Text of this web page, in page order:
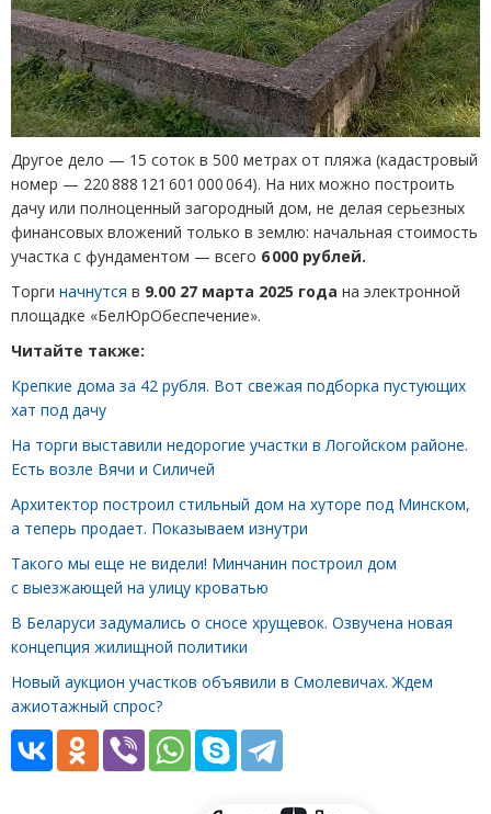
Другое дело — 15 соток в 500 метрах от пляжа (кадастровый
номер — 220 888 121 601 000 064). На них можно построить
дачу или полноценный загородный дом, не делая серьезных
финансовых вложений только в землю: начальная стоимость
участка с фундаментом — всего 6 000 рублей.
Торги начнутся в 9.00 27 марта 2025 года на электронной
площадке «БелЮрОбеспечение».
Читайте также:
Крепкие дома за 42 рубля. Вот свежая подборка пустующих
хат под дачу
На торги выставили недорогие участки в Логойском районе.
Есть возле Вячи и Силичей
Архитектор построил стильный дом на хуторе под Минском,
а теперь продает. Показываем изнутри
Такого мы еще не видели! Минчанин построил дом
с выезжающей на улицу кроватью
В Беларуси задумались о сносе хрущевок. Озвучена новая
концепция жилищной политики
Новый аукцион участков объявили в Смолевичах. Ждем
ажиотажный спрос?